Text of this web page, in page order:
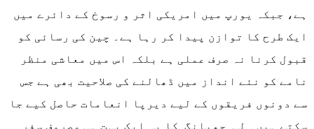
ہے، جبکہ یورپ میں امریکی اثر و رسوخ کے دائرے میں
ایک طرح کا توازن پیدا کر رہا ہے۔ چین کی رسائی کو
قبول کرنا نہ صرف عملی ہے بلکہ اس میں معاشی منظر
نامے کو نئے انداز میں ڈھالنے کی صلاحیت بھی ہے جس
سے دونوں فریقوں کے لیے دیرپا انعامات حاصل کیے جا
سکتے ہیں۔ لی چھیانگ کا یہ ایک بہت ہی مصروف سفر